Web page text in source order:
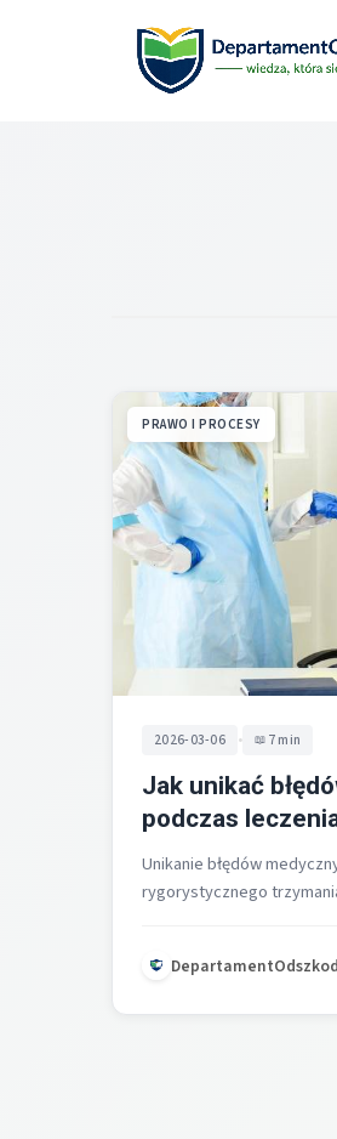
PRAWO I PROCESY
2026-03-06 • 7 min
Jak unikać
podczas
Unikanie błędów
rygorystycznego